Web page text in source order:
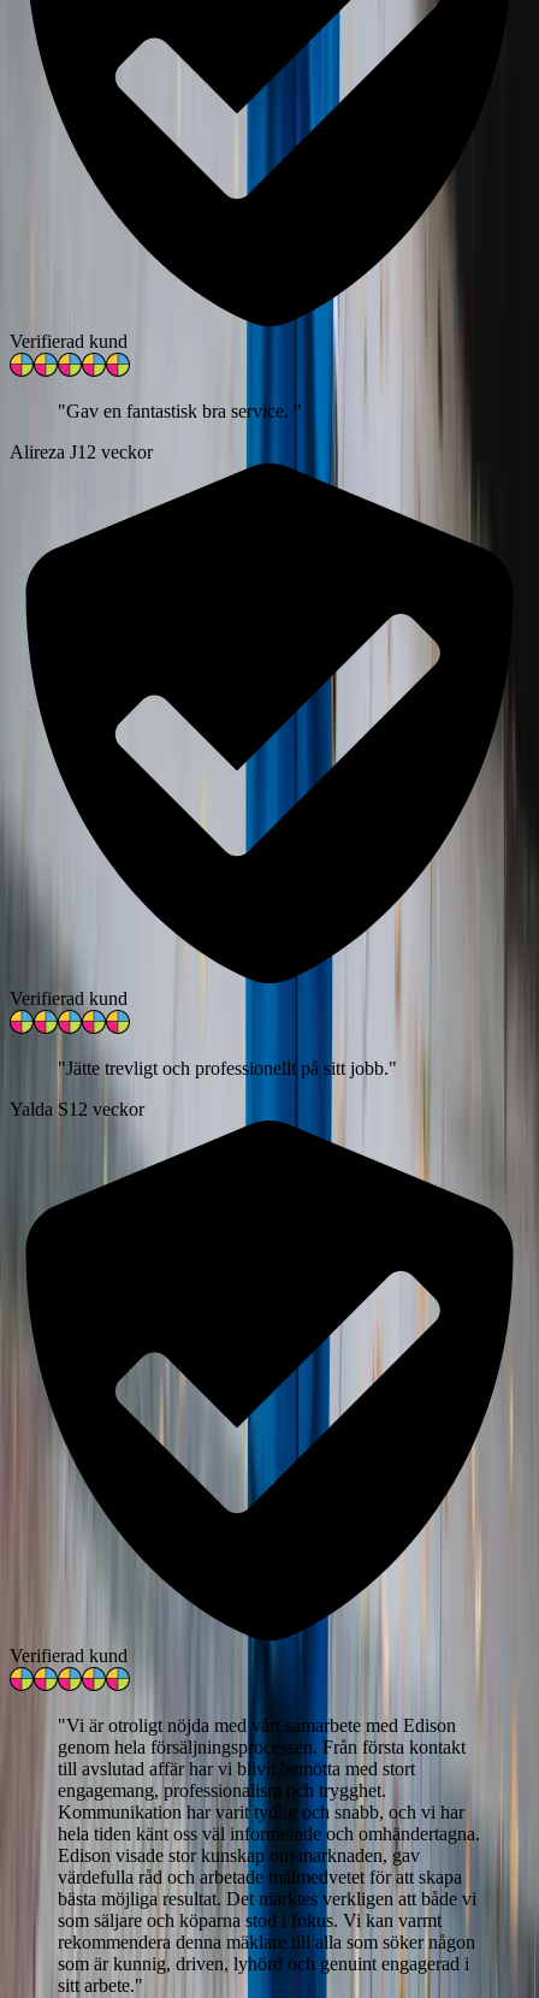
Verifierad kund
"Gav en fantastisk bra service. "
Alireza J12 veckor
Verifierad kund
"Jätte trevligt och professionellt på sitt jobb."
Yalda S12 veckor
Verifierad kund
"Vi är otroligt nöjda med vårt samarbete med Edison
genom hela försäljningsprocessen. Från första kontakt
till avslutad affär har vi blivit bemötta med stort
engagemang, professionalism och trygghet.
Kommunikation har varit tydlig och snabb, och vi har
hela tiden känt oss väl informerade och omhändertagna.
Edison visade stor kunskap om marknaden, gav
värdefulla råd och arbetade målmedvetet för att skapa
bästa möjliga resultat. Det märktes verkligen att både vi
som säljare och köparna stod i fokus. Vi kan varmt
rekommendera denna mäklare till alla som söker någon
som är kunnig, driven, lyhörd och genuint engagerad i
sitt arbete."